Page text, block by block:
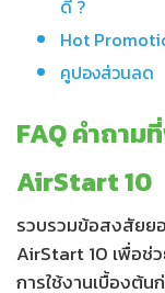
ดี ?
Hot
คูปองส่วนลด
FAQ คำถา
AirStart 10
รวบรวมข้อสงสัยย
AirStart 10 เพื่อช่
การใช้งานเบื้องต้